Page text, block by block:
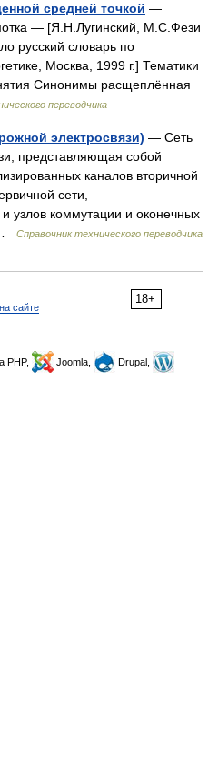
средней точкой —
— [Я.Н.Лугинский, М.С.Фези
русский словарь по
Москва, 1999 г.] Тематики
Синонимы расщеплённая
переводчика
электросвязи) — Сеть
представляющая собой
каналов вторичной
сети,
узлов коммутации и оконечных
Справочник технического переводчика
18+
сайте
PHP, Joomla,
Drupal,